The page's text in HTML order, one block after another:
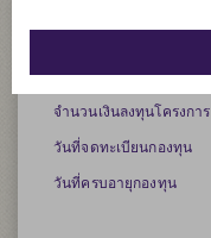
ประเภทกองทุนย่อย
จำนวนเงินลงทุนโครงการ
วันที่จดทะเบียนกองทุน
วันที่ครบอายุกองทุน